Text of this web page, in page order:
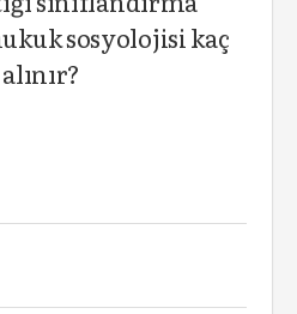
sosyolojisi kaç